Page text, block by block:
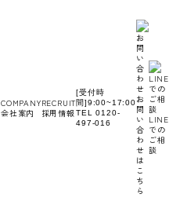
COMPANY
会社案内
RECRUIT
採用情報
[受付時
間]9:00~17:00
TEL 0120-
497-016
お
問
い
合
わ
せ
は
こ
ち
ら
LINE
での
ご相
談